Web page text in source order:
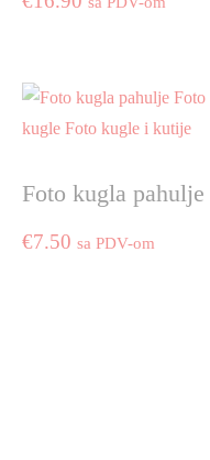
Foto kugla pahulje
€7.50 sa PDV-om